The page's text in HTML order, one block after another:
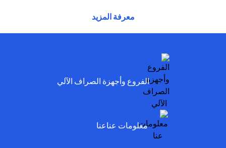
معرفة المزيد
الفروع وأجهزة الصراف الآلي
معلومات عناعنا